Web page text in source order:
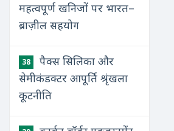
महत्वपूर्ण खनिजों पर भारत–
ब्राज़ील सहयोग
38
पैक्स सिलिका और
सेमीकंडक्टर आपूर्ति श्रृंखला
कूटनीति